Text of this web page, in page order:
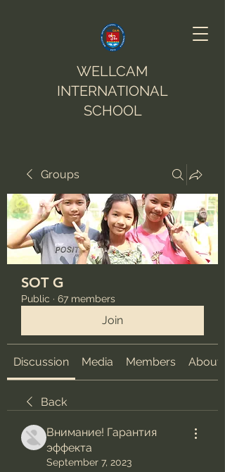
WELLCAM
INTERNATIONAL
SCHOOL
Groups
SOT G
Public · 67 members
Join
Discussion Media Members About
Back
Внимание! Гарантия
эффекта
September 7, 2023